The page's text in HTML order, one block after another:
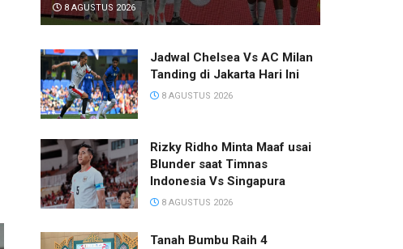
8 AGUSTUS 2026
Jadwal Chelsea Vs AC Milan
Tanding di Jakarta Hari Ini
8 AGUSTUS 2026
Rizky Ridho Minta Maaf usai
Blunder saat Timnas
Indonesia Vs Singapura
8 AGUSTUS 2026
Tanah Bumbu Raih 4